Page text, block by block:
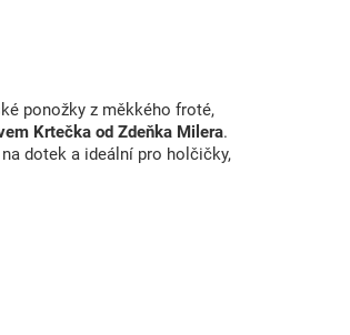
ponožky z měkkého froté,
Krtečka od Zdeňka Milera.
dotek a ideální pro holčičky,